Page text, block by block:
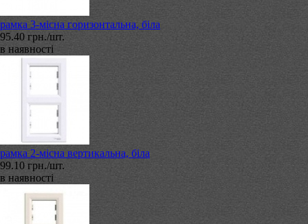
рамка 3-місна горизонтальна, біла
95.40 грн./шт.
в наявності
рамка 2-місна вертикальна, біла
99.10 грн./шт.
в наявності